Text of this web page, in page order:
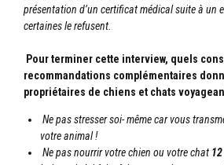
présentation d’un certificat médical suite à un
certaines le refusent.
Pour terminer cette interview, quels
recommandations complémentaires
propriétaires de chiens et chats
Ne pas stresser soi- même car vous
votre animal !
Ne pas nourrir votre chien ou votre chat